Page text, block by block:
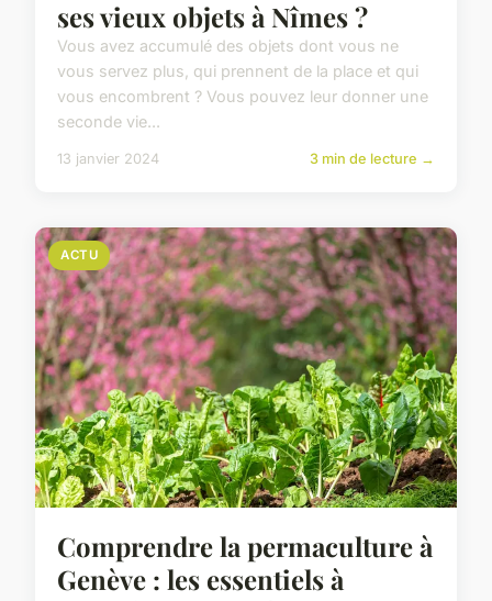
ses vieux objets à Nîmes ?
Vous avez accumulé des objets dont vous ne
vous servez plus, qui prennent de la place et qui
vous encombrent ? Vous pouvez leur donner une
seconde vie...
13 janvier 2024 3 min de lecture →
ACTU
Comprendre la permaculture à
Genève : les essentiels à